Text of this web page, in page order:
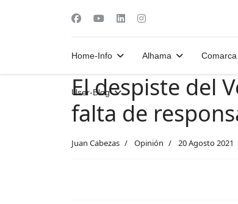
Home-Info Alhama Comarca
User-Blog
El despiste del
falta de
Juan Cabezas Opinión 20 Agosto 2021